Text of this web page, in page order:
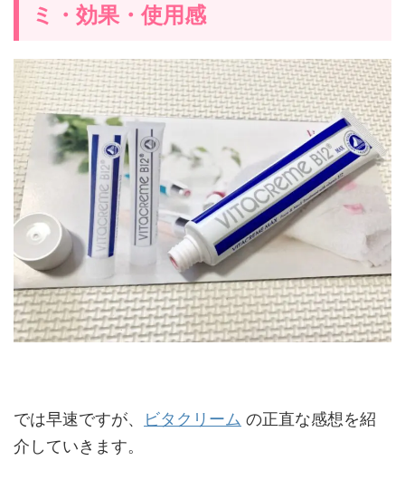
ミ・効果・使用感
では早速ですが、 ビタクリーム の正直な感想を紹
介していきます。